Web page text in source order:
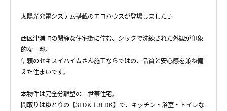
太陽光発電システム搭載のエコハウスが登場しました♪
西区津浦町の閑静な住宅街に佇む、シックで洗練された外観が印象
的な一邸。
信頼のセキスイハイムさん施工ならではの、品質と安心感を兼ね備
えた住まいです。
本物件は完全分離型の二世帯住宅。
間取りはゆとりの【3LDK＋3LDK】で、キッチン・浴室・トイレな